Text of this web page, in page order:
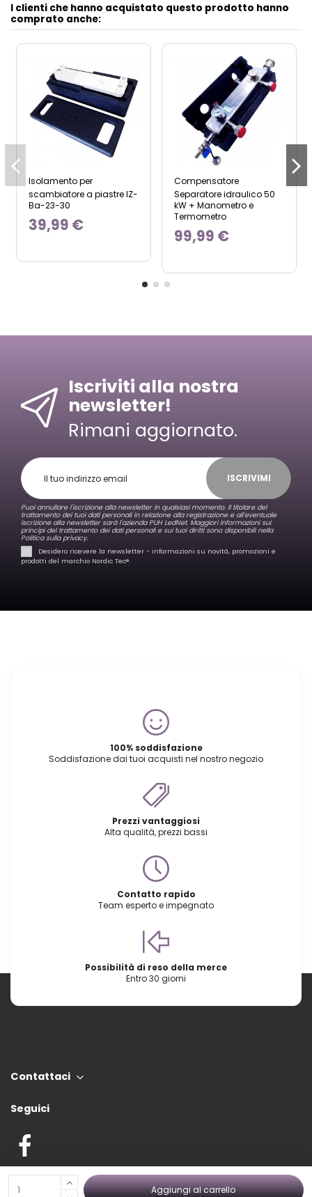
Aggiungi al carrello
I clienti che hanno acquistato questo prodotto hanno
comprato anche:
Isolamento per
scambiatore a piastre IZ-
Ba-23-30
39,99 €
Compensatore
Separatore idraulico 50
kW + Manometro e
Termometro
99,99 €
Iscriviti alla nostra
newsletter!
Rimani aggiornato.
ISCRIVIMI
Puoi annullare l'iscrizione alla newsletter in qualsiasi momento. Il titolare del
trattamento dei tuoi dati personali in relazione alla registrazione e all'eventuale
iscrizione alla newsletter sarà l'azienda PUH LedNet. Maggiori informazioni sui
principi del trattamento dei dati personali e sui tuoi diritti sono disponibili nella
Politica sulla privacy.
Desidero ricevere la newsletter - informazioni su novità, promozioni e
prodotti del marchio Nordic Tec®️.
100% soddisfazione
Soddisfazione dai tuoi acquisti nel nostro negozio
Prezzi vantaggiosi
Alta qualità, prezzi bassi
Contatto rapido
Team esperto e impegnato
Possibilità di reso della merce
Entro 30 giorni
Contattaci
Seguici
Le principali categorie di Nordic Tec